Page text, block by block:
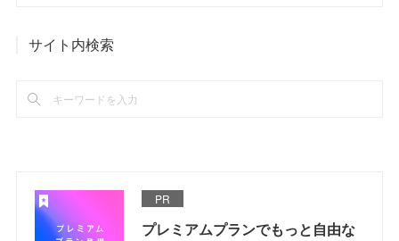
サイト内検索
PR
プレミアムプランでもっと自由な